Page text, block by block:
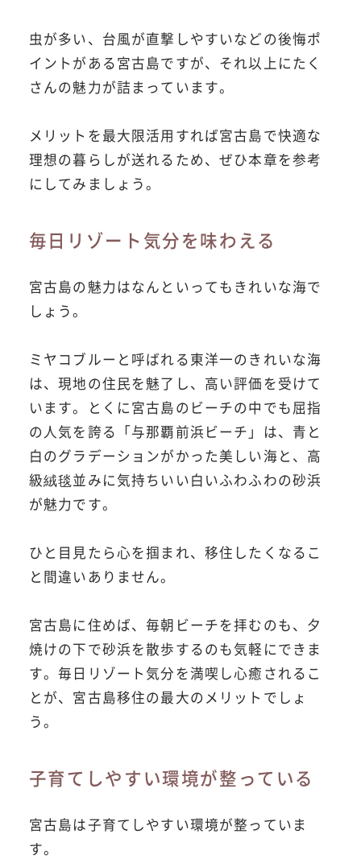
虫が多い、台風が直撃しやすいなどの後悔ポ
イントがある宮古島ですが、それ以上にたく
さんの魅力が詰まっています。
メリットを最大限活用すれば宮古島で快適な
理想の暮らしが送れるため、ぜひ本章を参考
にしてみましょう。
毎日リゾート気分を味わえる
宮古島の魅力はなんといってもきれいな海で
しょう。
ミヤコブルーと呼ばれる東洋一のきれいな海
は、現地の住民を魅了し、高い評価を受けて
います。とくに宮古島のビーチの中でも屈指
の人気を誇る「与那覇前浜ビーチ」は、青と
白のグラデーションがかった美しい海と、高
級絨毯並みに気持ちいい白いふわふわの砂浜
が魅力です。
ひと目見たら心を掴まれ、移住したくなるこ
と間違いありません。
宮古島に住めば、毎朝ビーチを拝むのも、夕
焼けの下で砂浜を散歩するのも気軽にできま
す。毎日リゾート気分を満喫し心癒されるこ
とが、宮古島移住の最大のメリットでしょ
う。
子育てしやすい環境が整っている
宮古島は子育てしやすい環境が整っていま
す。